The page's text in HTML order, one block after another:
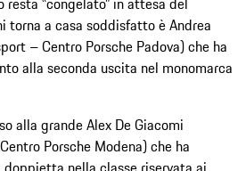
torna a casa soddisfatto è Andrea
– Centro Porsche Padova) che ha
alla seconda uscita nel monomarca
alla grande Alex De Giacomi
Porsche Modena) che ha